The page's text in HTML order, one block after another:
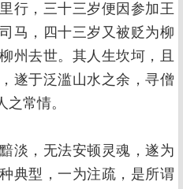
行，三十三岁便因参加王
马，四十三岁又被贬为柳
州去世。其人生坎坷，且
遂于泛滥山水之余，寻僧
常情。
淡，无法安顿灵魂，遂为
典型，一为注疏，是所谓